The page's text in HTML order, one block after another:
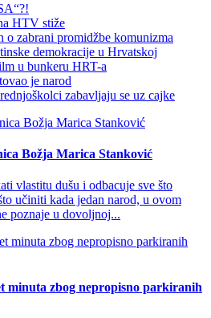
HTV stiže
o zabrani promidžbe komunizma
demokracije u Hrvatskoj
u bunkeru HRT-a
je narod
zabavljaju se uz cajke
Božja Marica Stanković
vlastitu dušu i odbacuje sve što
učiniti kada jedan narod, u ovom
poznaje u dovoljnoj...
minuta zbog nepropisno parkiranih